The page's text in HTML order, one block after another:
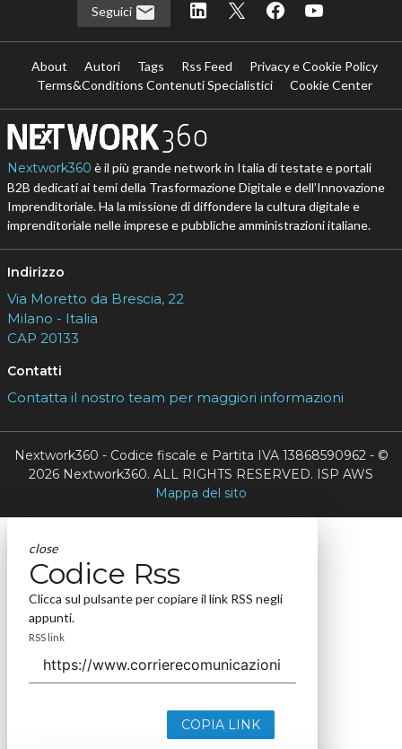
Seguici
About Autori Tags Rss Feed
Privacy e Cookie Policy
Terms&Conditions Contenuti Specialistici
Cookie Center
Nextwork360 è il più grande network in Italia di testate e portali
B2B dedicati ai temi della Trasformazione Digitale e dell’Innovazione
Imprenditoriale. Ha la missione di diffondere la cultura digitale e
imprenditoriale nelle imprese e pubbliche amministrazioni italiane.
Indirizzo
Via Moretto da Brescia, 22
Milano - Italia
CAP 20133
Contatti
Contatta il nostro team per maggiori informazioni
Nextwork360 - Codice fiscale e Partita IVA 13868590962 - ©
2026 Nextwork360. ALL RIGHTS RESERVED. ISP AWS
Mappa del sito
close
Codice Rss
Clicca sul pulsante per copiare il link RSS negli
appunti.
RSS link
COPIA LINK